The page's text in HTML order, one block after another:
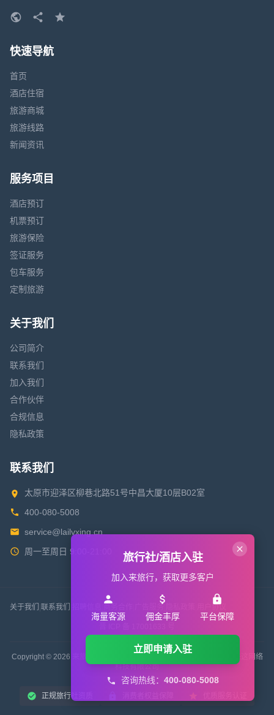
快速导航
首页
酒店住宿
旅游商城
旅游线路
新闻资讯
服务项目
酒店预订
机票预订
旅游保险
签证服务
包车服务
定制旅游
关于我们
公司简介
联系我们
加入我们
合作伙伴
合规信息
隐私政策
联系我们
太原市迎泽区柳巷北路51号中昌大厦10层B02室
400-080-5008
service@lailvxing.cn
周一至周日 9:00-21:00
关于我们 联系我们 用户协议
Copyright © 2026 来旅行旅游网 All Rights Reserved. 版权所有 山西来这网络
科技有限公司
正规旅行社资质
旅行社/酒店入驻
加入来旅行，获取更多客户
海量客源 佣金丰厚 平台保障
立即申请入驻
咨询热线： 400-080-5008